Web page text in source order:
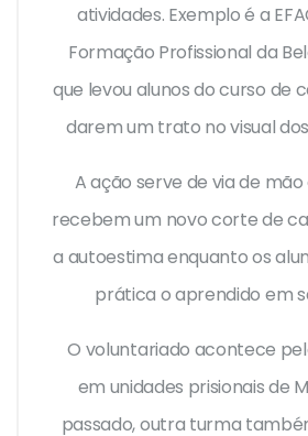
atividades. Exemplo é a
Formação Profissional da
que levou alunos do curso de
darem um trato no visual
A ação serve de via de
recebem um novo corte de
a autoestima enquanto os
prática o aprendido em
O voluntariado acontece
em unidades prisionais de
passado, outra turma